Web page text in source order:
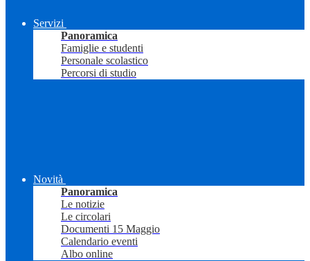
Servizi
Panoramica
Famiglie e studenti
Personale scolastico
Percorsi di studio
Novità
Panoramica
Le notizie
Le circolari
Documenti 15 Maggio
Calendario eventi
Albo online